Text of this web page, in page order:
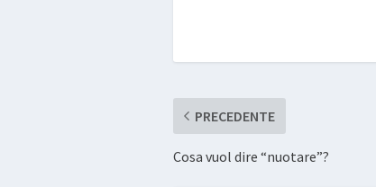
PRECEDENTE
Cosa vuol dire “nuotare”?